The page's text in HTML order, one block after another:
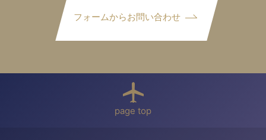
フォームからお問い合わせ
page top